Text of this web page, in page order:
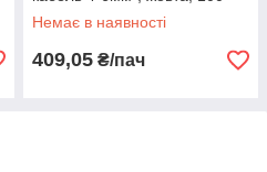
шт/пачка
Немає в наявності
409,05 ₴/пач